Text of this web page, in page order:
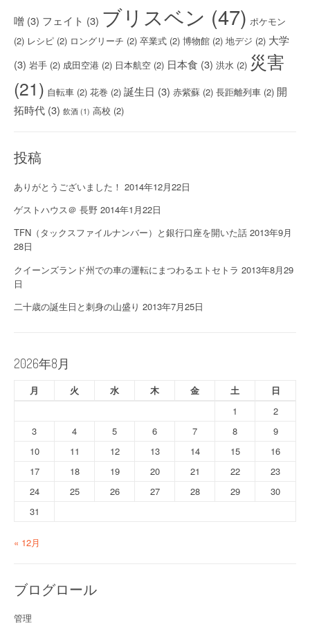
噌 (3) フェイト (3) ブリスベン (47) ポケモン
(2) レシピ (2) ロングリーチ (2) 卒業式 (2) 博物館 (2) 地デジ (2) 大学
(3) 岩手 (2) 成田空港 (2) 日本航空 (2) 日本食 (3) 洪水 (2) 災害
(21) 自転車 (2) 花巻 (2) 誕生日 (3) 赤紫蘇 (2) 長距離列車 (2) 開
拓時代 (3) 飲酒 (1) 高校 (2)
投稿
ありがとうございました！ 2014年12月22日
ゲストハウス＠ 長野 2014年1月22日
TFN（タックスファイルナンバー）と銀行口座を開いた話 2013年9月
28日
クイーンズランド州での車の運転にまつわるエトセトラ 2013年8月29
日
二十歳の誕生日と刺身の山盛り 2013年7月25日
2026年8月
月 火 水 木 金 土
日
1
2
3
4 5 6 7 8
9
10
11 12 13 14 15
16
17
18 19 20 21 22
23
24
25 26 27 28 29
30
31
« 12月
ブログロール
管理